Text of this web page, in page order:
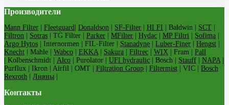
Производители
Mann Filter Fleetguard Donaldson SF-Filter HI FI | Baldwin | SCT
Filtron
Sotras | TG Filter | Parker MFilter Hydac MP Filtri Sofima
Argo Hytos | Internormen | FIL-Filter | Stanadyne Luber-Finer Hengst
Knecht | Mahle | Wabco EKKA Sakura Filtrec WIX | Fram | Pall
| Kolbenschmidt | Alco | Purolator | UFI hydraulic | Bosch | Stauff NAPA
Purflux | Ikron | Airfil | OMT | Filtration Group Filtermist | VIC | Bosch
Rexroth
Ливны
Контакты